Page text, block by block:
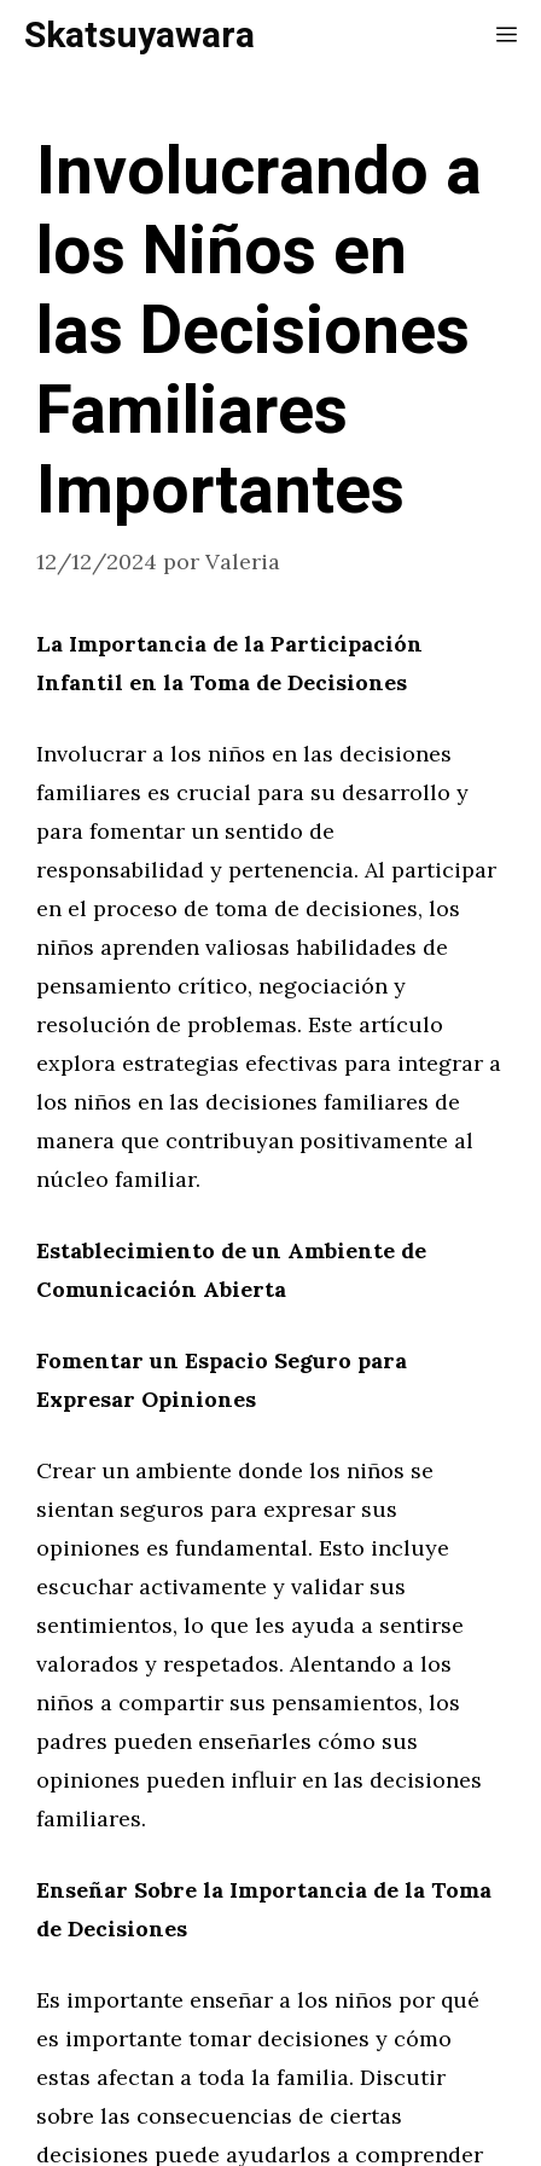
SaltarSkatsuyawara
Involucrando a
los Niños en
las Decisiones
Familiares
Importantes
12/12/2024 por Valeria
La Importancia de la Participación
Infantil en la Toma de Decisiones
Involucrar a los niños en las decisiones
familiares es crucial para su desarrollo y
para fomentar un sentido de
responsabilidad y pertenencia. Al participar
en el proceso de toma de decisiones, los
niños aprenden valiosas habilidades de
pensamiento crítico, negociación y
resolución de problemas. Este artículo
explora estrategias efectivas para integrar a
los niños en las decisiones familiares de
manera que contribuyan positivamente al
núcleo familiar.
Establecimiento de un Ambiente de
Comunicación Abierta
Fomentar un Espacio Seguro para
Expresar Opiniones
Crear un ambiente donde los niños se
sientan seguros para expresar sus
opiniones es fundamental. Esto incluye
escuchar activamente y validar sus
sentimientos, lo que les ayuda a sentirse
valorados y respetados. Alentando a los
niños a compartir sus pensamientos, los
padres pueden enseñarles cómo sus
opiniones pueden influir en las decisiones
familiares.
Enseñar Sobre la Importancia de la Toma
de Decisiones
Es importante enseñar a los niños por qué
es importante tomar decisiones y cómo
estas afectan a toda la familia. Discutir
sobre las consecuencias de ciertas
decisiones puede ayudarlos a comprender